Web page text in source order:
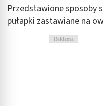
Przedstawione sposoby
pułapki zastawiane na
Reklama
Wykorzystywanie
wyboru reklam